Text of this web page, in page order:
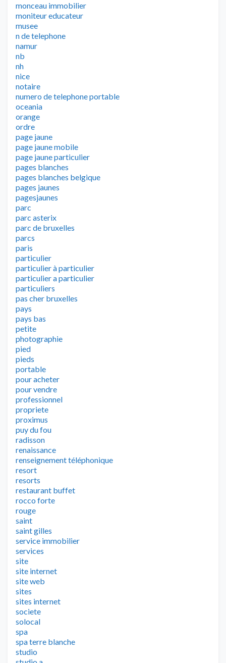
monceau immobilier
moniteur educateur
musee
n de telephone
namur
nb
nh
nice
notaire
numero de telephone portable
oceania
orange
ordre
page jaune
page jaune mobile
page jaune particulier
pages blanches
pages blanches belgique
pages jaunes
pagesjaunes
parc
parc asterix
parc de bruxelles
parcs
paris
particulier
particulier à particulier
particulier a particulier
particuliers
pas cher bruxelles
pays
pays bas
petite
photographie
pied
pieds
portable
pour acheter
pour vendre
professionnel
propriete
proximus
puy du fou
radisson
renaissance
renseignement téléphonique
resort
resorts
restaurant buffet
rocco forte
rouge
saint
saint gilles
service immobilier
services
site
site internet
site web
sites
sites internet
societe
solocal
spa
spa terre blanche
studio